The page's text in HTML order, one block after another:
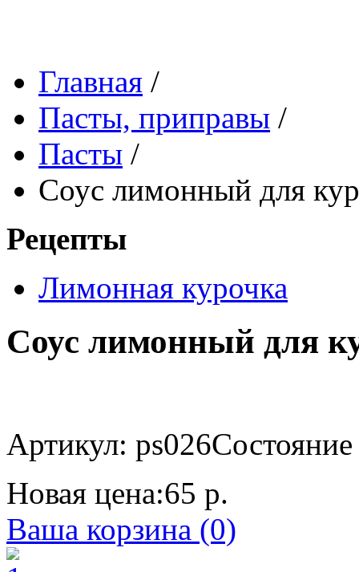
Главная /
Пасты, приправы /
Пасты /
Соус лимонный для
Рецепты
Лимонная курочка
Соус лимонный для
Артикул: ps026
Новая цена:65 р.
Ваша корзина (0)